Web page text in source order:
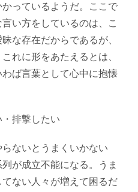
っているようだ。ここで
い方をしているのは、こ
な存在だからであるが、
れに形をあたえるとは、
わば言葉として心中に抱懐
排撃したい
ないとうまくいかない
が成立不能になる。うま
ない人々が増えて困るだ